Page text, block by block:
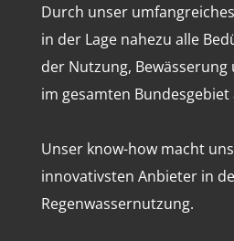
Durch unser
in der Lage nahezu alle
der Nutzung,
im gesamten Bundesgebiet
Unser know-how macht
innovativsten Anbieter in
Regenwassernutzung.